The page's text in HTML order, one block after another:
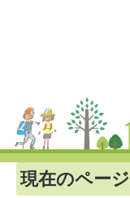
現在のページ